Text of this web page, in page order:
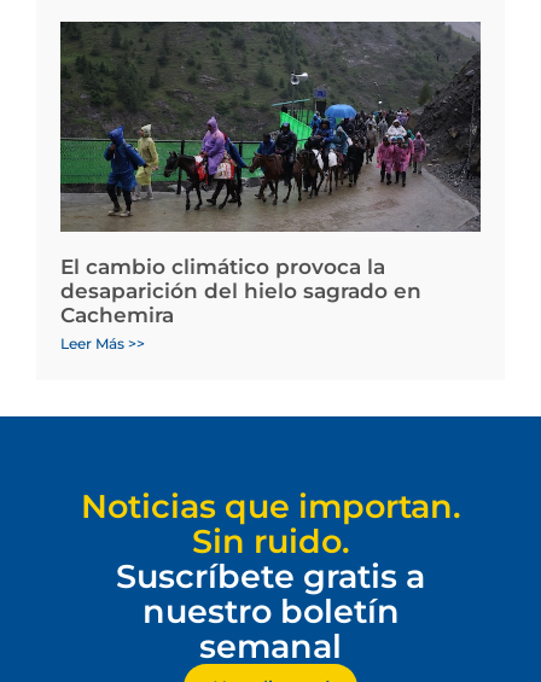
El cambio climático provoca la
desaparición del hielo sagrado en
Cachemira
Leer Más >>
Noticias que importan.
Sin ruido.
Suscríbete gratis a
nuestro boletín
semanal